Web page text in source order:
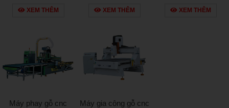
bcm1325d- d series
XEM THÊM
bcm 1325s
XEM THÊM
trục bcm1325d
XEM THÊM
Máy phay gỗ cnc
Máy gia công gỗ cnc